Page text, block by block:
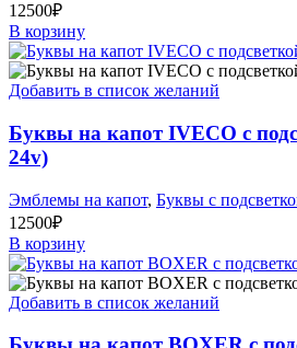
12500₽
В корзину
Добавить в список желаний
Буквы на капот IVECO с
24v)
Эмблемы на капот, Буквы с
12500₽
В корзину
Добавить в список желаний